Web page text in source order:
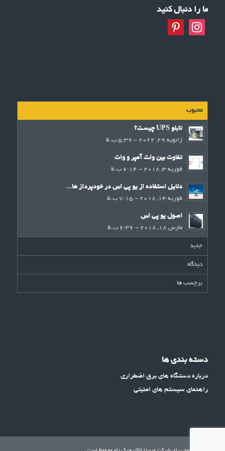
ما را دنبال کنید
محبوب
تابلو UPS چیست؟
ژانویه 29, 2022 - 5:39 ب.ظ
تفاوت بین ولت آمپر و وات
فوریه 3, 2018 - 6:14 ب.ظ
دلایل استفاده از یو پی اس در خودپرداز ها...
فوریه 14, 2018 - 7:15 ب.ظ
اصول یو پی اس
مارس 18, 2018 - 6:36 ب.ظ
جدید
دیدگاه
برچسب ها
دسته بندی ها
درباره دستگاه های برق اضطراری
راهنمای سیستم های امنیتی